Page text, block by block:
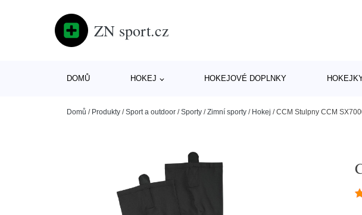
ZN sport.cz
DOMŮ HOKEJ HOKEJOVÉ DOPLNKY
Domů / Produkty /Sport a outdoor /Sporty /Zimní sporty / Hokej /CCM Stulpny CCM